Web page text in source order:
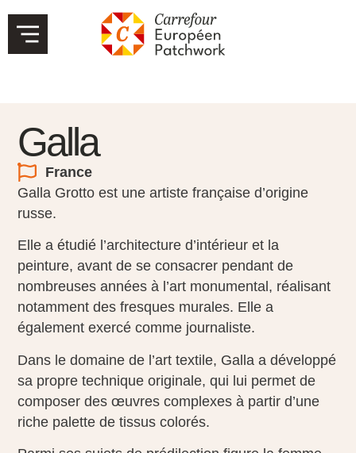
Galla
France
Galla Grotto est une artiste française d’origine
russe.
Elle a étudié l’architecture d’intérieur et la
peinture, avant de se consacrer pendant de
nombreuses années à l’art monumental, réalisant
notamment des fresques murales. Elle a
également exercé comme journaliste.
Dans le domaine de l’art textile, Galla a développé
sa propre technique originale, qui lui permet de
composer des œuvres complexes à partir d’une
riche palette de tissus colorés.